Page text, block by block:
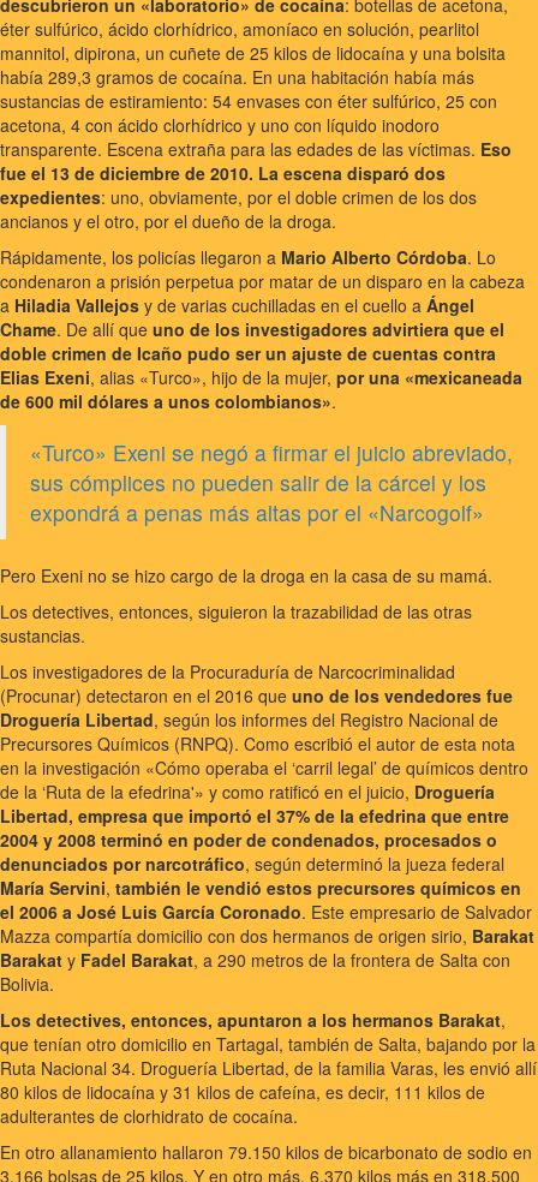
descubrieron un «laboratorio» de cocaína: botellas de acetona,
éter sulfúrico, ácido clorhídrico, amoníaco en solución, pearlitol
mannitol, dipirona, un cuñete de 25 kilos de lidocaína y una bolsita
había 289,3 gramos de cocaína. En una habitación había más
sustancias de estiramiento: 54 envases con éter sulfúrico, 25 con
acetona, 4 con ácido clorhídrico y uno con líquido inodoro
transparente. Escena extraña para las edades de las víctimas. Eso
fue el 13 de diciembre de 2010. La escena disparó dos
expedientes: uno, obviamente, por el doble crimen de los dos
ancianos y el otro, por el dueño de la droga.
Rápidamente, los policías llegaron a Mario Alberto Córdoba. Lo
condenaron a prisión perpetua por matar de un disparo en la cabeza
a Hiladia Vallejos y de varias cuchilladas en el cuello a Ángel
Chame. De allí que uno de los investigadores advirtiera que el
doble crimen de Icaño pudo ser un ajuste de cuentas contra
Elias Exeni, alias «Turco», hijo de la mujer, por una «mexicaneada
de 600 mil dólares a unos colombianos».
«Turco» Exeni se negó a firmar el juicio abreviado,
sus cómplices no pueden salir de la cárcel y los
expondrá a penas más altas por el «Narcogolf»
Pero Exeni no se hizo cargo de la droga en la casa de su mamá.
Los detectives, entonces, siguieron la trazabilidad de las otras
sustancias.
Los investigadores de la Procuraduría de Narcocriminalidad
(Procunar) detectaron en el 2016 que uno de los vendedores fue
Droguería Libertad, según los informes del Registro Nacional de
Precursores Químicos (RNPQ). Como escribió el autor de esta nota
en la investigación «Cómo operaba el ‘carril legal’ de químicos dentro
de la ‘Ruta de la efedrina'» y como ratificó en el juicio, Droguería
Libertad, empresa que importó el 37% de la efedrina que entre
2004 y 2008 terminó en poder de condenados, procesados o
denunciados por narcotráfico, según determinó la jueza federal
María Servini, también le vendió estos precursores químicos en
el 2006 a José Luis García Coronado. Este empresario de Salvador
Mazza compartía domicilio con dos hermanos de origen sirio, Barakat
Barakat y Fadel Barakat, a 290 metros de la frontera de Salta con
Bolivia.
Los detectives, entonces, apuntaron a los hermanos Barakat,
que tenían otro domicilio en Tartagal, también de Salta, bajando por la
Ruta Nacional 34. Droguería Libertad, de la familia Varas, les envió allí
80 kilos de lidocaína y 31 kilos de cafeína, es decir, 111 kilos de
adulterantes de clorhidrato de cocaína.
En otro allanamiento hallaron 79.150 kilos de bicarbonato de sodio en
3.166 bolsas de 25 kilos. Y en otro más, 6.370 kilos más en 318.500